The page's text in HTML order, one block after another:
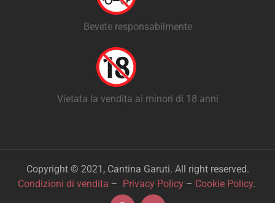
Bevete responsabilmente
Vietata la vendita ai minori di 18 anni
Copyright © 2021, Cantina Garuti. All right reserved.
Condizioni di vendita – Privacy Policy– Cookie Policy.